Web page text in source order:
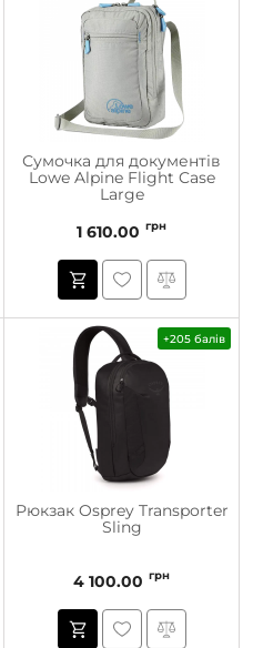
Сумочка для документів
Lowe Alpine Flight Case
Large
1 610.00 грн
+205 балів
Рюкзак Osprey Transporter
Sling
4 100.00 грн